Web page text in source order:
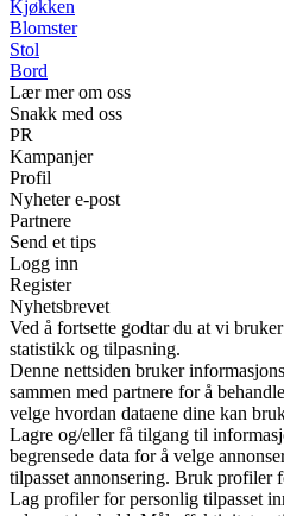
Kjøkken
Blomster
Stol
Bord
Lær mer om oss
Snakk med oss
PR
Kampanjer
Profil
Nyheter e-post
Partnere
Send et tips
Logg inn
Register
Nyhetsbrevet
Ved å fortsette godtar du at vi
statistikk og tilpasning.
Denne nettsiden bruker
sammen med partnere for å
velge hvordan dataene dine kan
Lagre og/eller få tilgang til
begrensede data for å velge
tilpasset annonsering. Bruk profiler
Lag profiler for personlig tilpasset